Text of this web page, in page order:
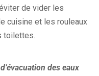
de vider les
cuisine et les rouleaux
toilettes.
des eaux